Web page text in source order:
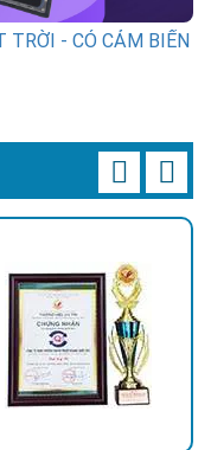
TRỜI - CÓ CẢM BIẾN